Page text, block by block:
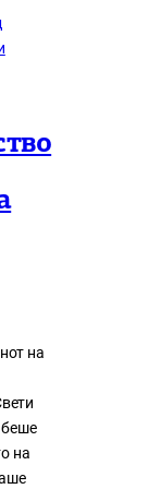
на
беше
на